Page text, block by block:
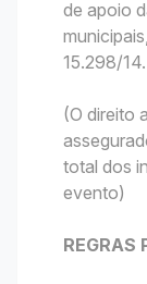
de apoio
15.298/14.
(O direito
total dos
evento)
REGRAS